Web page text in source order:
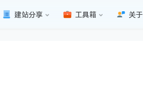
建站分享 工具箱 关于